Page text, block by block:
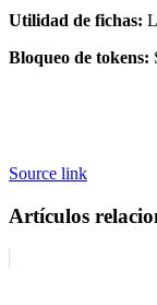
Utilidad de fichas:
Bloqueo de tokens:
Source link
Artículos